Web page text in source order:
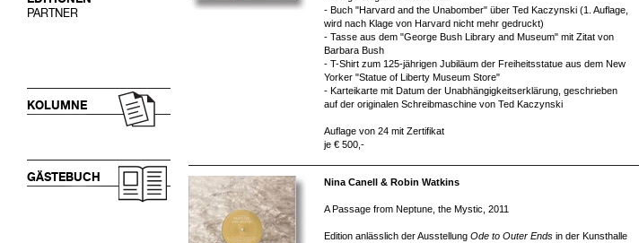
PARTNER
KOLUMNE
GÄSTEBUCH
- Buch "Harvard and the Unabomber" über Ted Kaczynski (1. Auflage,
wird nach Klage von Harvard nicht mehr gedruckt)
- Tasse aus dem "George Bush Library and Museum" mit Zitat von
Barbara Bush
- T-Shirt zum 125-jährigen Jubiläum der Freiheitsstatue aus dem New
Yorker "Statue of Liberty Museum Store"
- Karteikarte mit Datum der Unabhängigkeitserklärung, geschrieben
auf der originalen Schreibmaschine von Ted Kaczynski
Auflage von 24 mit Zertifikat
je € 500,-
Nina Canell & Robin Watkins
A Passage from Neptune, the Mystic, 2011
Edition anlässlich der Ausstellung Ode to Outer Ends in der Kunsthalle